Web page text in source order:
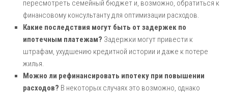
пересмотреть семейный бюджет и, возможно, обратиться к
финансовому консультанту для оптимизации расходов.
Какие последствия могут быть от задержек по
ипотечным платежам? Задержки могут привести к
штрафам, ухудшению кредитной истории и даже к потере
жилья.
Можно ли рефинансировать ипотеку при повышении
расходов? В некоторых случаях это возможно, однако